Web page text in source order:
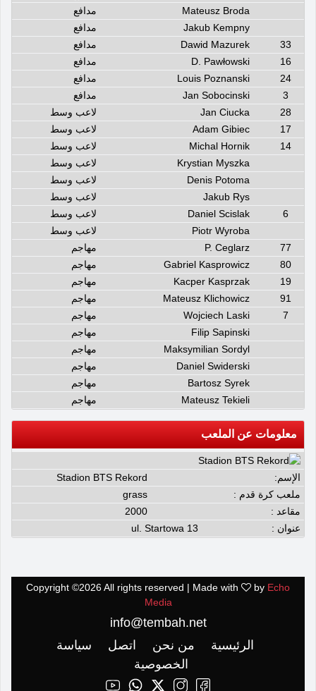
Mateusz Broda
مدافع
Jakub Kempny
مدافع
33
Dawid Mazurek
مدافع
16
D. Pawłowski
مدافع
24
Louis Poznanski
مدافع
3
Jan Sobocinski
مدافع
28
Jan Ciucka
لاعب وسط
17
Adam Gibiec
لاعب وسط
14
Michal Hornik
لاعب وسط
Krystian Myszka
لاعب وسط
Denis Potoma
لاعب وسط
Jakub Rys
لاعب وسط
6
Daniel Scislak
لاعب وسط
Piotr Wyroba
لاعب وسط
77
P. Ceglarz
مهاجم
80
Gabriel Kasprowicz
مهاجم
19
Kacper Kasprzak
مهاجم
91
Mateusz Klichowicz
مهاجم
7
Wojciech Laski
مهاجم
Filip Sapinski
مهاجم
Maksymilian Sordyl
مهاجم
Daniel Swiderski
مهاجم
Bartosz Syrek
مهاجم
Mateusz Tekieli
مهاجم
معلومات عن الملعب
الإسم:
Stadion BTS Rekord
ملعب كرة قدم :
grass
مقاعد :
2000
عنوان :
ul. Startowa 13
Copyright ©2026 All rights reserved | Made with by Echo
Media
info@tembah.net
الرئيسية
من نحن اتصل
سياسة
الخصوصية